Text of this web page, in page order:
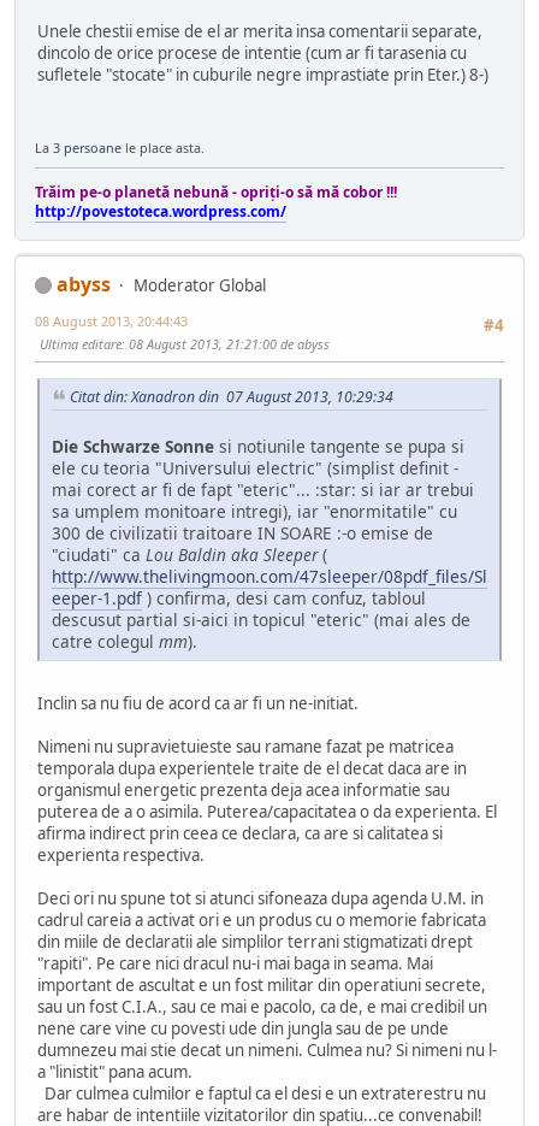
Unele chestii emise de el ar merita insa comentarii separate,
dincolo de orice procese de intentie (cum ar fi tarasenia cu
sufletele "stocate" in cuburile negre imprastiate prin Eter.) 8-)
La 3 persoane le place asta.
Trăim pe-o planetă nebună - opriţi-o să mă cobor !!!
http://povestoteca.wordpress.com/
abyss
Moderator Global
#4
08 August 2013, 20:44:43
Ultima editare: 08 August 2013, 21:21:00 de abyss
Citat din: Xanadron din 07 August 2013, 10:29:34
Die Schwarze Sonne si notiunile tangente se pupa si
ele cu teoria "Universului electric" (simplist definit -
mai corect ar fi de fapt "eteric"... :star: si iar ar trebui
sa umplem monitoare intregi), iar "enormitatile" cu
300 de civilizatii traitoare IN SOARE :-o emise de
"ciudati" ca Lou Baldin aka Sleeper(
http://www.thelivingmoon.com/47sleeper/08pdf_files/Sl
eeper-1.pdf ) confirma, desi cam confuz, tabloul
descusut partial si-aici in topicul "eteric" (mai ales de
catre colegul mm).
Inclin sa nu fiu de acord ca ar fi un ne-initiat.
Nimeni nu supravietuieste sau ramane fazat pe matricea
temporala dupa experientele traite de el decat daca are in
organismul energetic prezenta deja acea informatie sau
puterea de a o asimila. Puterea/capacitatea o da experienta. El
afirma indirect prin ceea ce declara, ca are si calitatea si
experienta respectiva.
Deci ori nu spune tot si atunci sifoneaza dupa agenda U.M. in
cadrul careia a activat ori e un produs cu o memorie fabricata
din miile de declaratii ale simplilor terrani stigmatizati drept
"rapiti". Pe care nici dracul nu-i mai baga in seama. Mai
important de ascultat e un fost militar din operatiuni secrete,
sau un fost C.I.A., sau ce mai e pacolo, ca de, e mai credibil un
nene care vine cu povesti ude din jungla sau de pe unde
dumnezeu mai stie decat un nimeni. Culmea nu? Si nimeni nu l-
a "linistit" pana acum.
Dar culmea culmilor e faptul ca el desi e un extraterestru nu
are habar de intentiile vizitatorilor din spatiu...ce convenabil!